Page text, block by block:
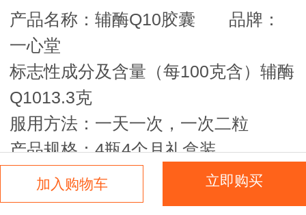
产品名称：辅酶Q10胶囊 品牌：
一心堂
标志性成分及含量（每100克含）辅酶
Q1013.3克
服用方法：一天一次，一次二粒
产品规格：4瓶4个月礼盒装
不适宜人群：少年儿童、孕妇、乳母
保质期：24个月
加入购物车 立即购买